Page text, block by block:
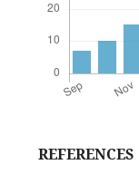
REFERENCES